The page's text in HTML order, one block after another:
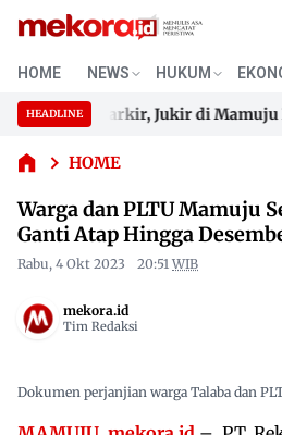
HOME NEWS HUKUM
HEADLINE
Bayar Parkir, Jukir di Mamuju
Bayar Parkir, Jukir di Mamuju
HOME
Warga dan
Mamuju
Kompensasi
Hingga
Desember
Warga dan PLTU Mamuju
Ganti Atap Hingga
Rabu, 4 Okt 2023 20:51 WIB
mekora.id
Tim Redaksi
Dokumen perjanjian warga Talaba dan